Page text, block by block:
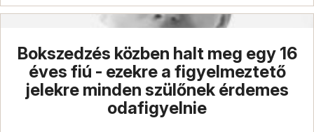
Bokszedzés közben halt meg egy 16
éves fiú - ezekre a figyelmeztető
jelekre minden szülőnek érdemes
odafigyelnie